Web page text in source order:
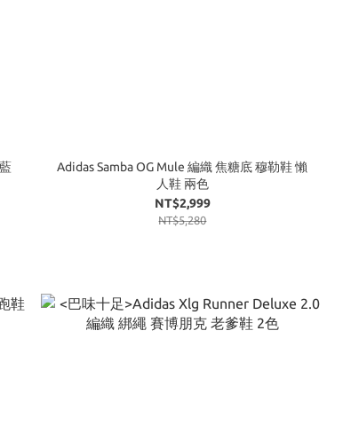
Adidas Samba OG Mule 編織 焦糖底 穆勒鞋 懶
人鞋 兩色
NT$2,999
NT$5,280